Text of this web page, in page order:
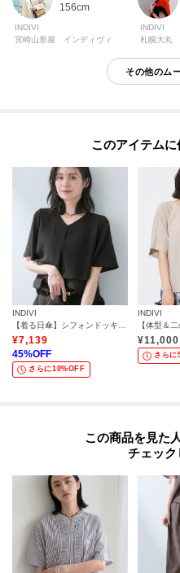
156cm
INDIVI
宮崎山形屋 インディヴィ
INDIVI
その他のム
このアイテム
INDIVI
【着る日傘】シフォンドッキングブラウス
¥7,139
45%OFF
さらに10%OFF
INDIVI
¥11,000
さらに
この商品を見た
チェック